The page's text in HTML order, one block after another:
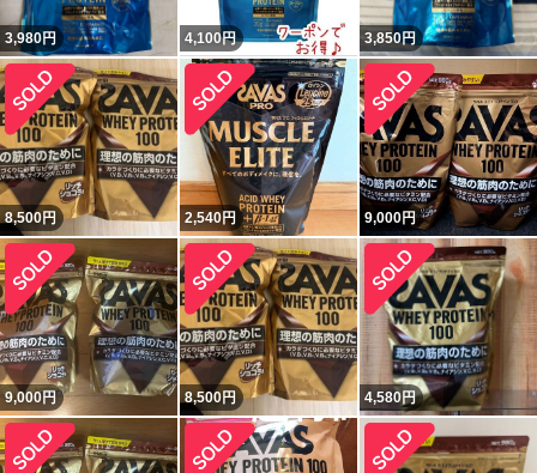
3,980円 4,100円 3,850円
8,500円 2,540円 9,000円
9,000円 8,500円 4,580円